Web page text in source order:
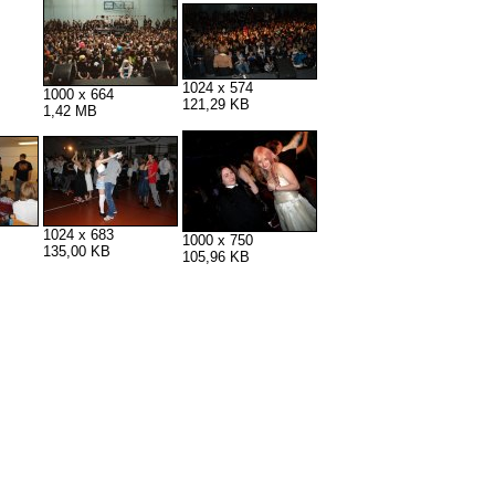
1000 x 664
1,42 MB
1024 x 574
121,29 KB
1024 x 683
135,00 KB
1000 x 750
105,96 KB